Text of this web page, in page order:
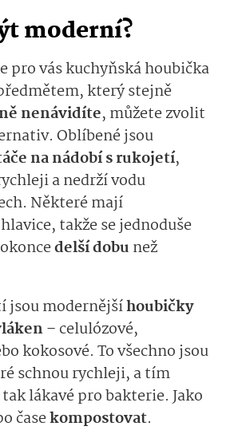
moderní?
pro vás kuchyňská houbička
který stejně
nenávidíte, můžete zvolit
Oblíbené jsou
na nádobí s rukojetí,
a nedrží vodu
Některé mají
takže se jednoduše
delší dobu než
jsou modernějšíhoubičky
– celulózové,
kokosové. To všechno jsou
schnou rychleji, a tím
lákavé pro bakterie. Jako
časekompostovat.